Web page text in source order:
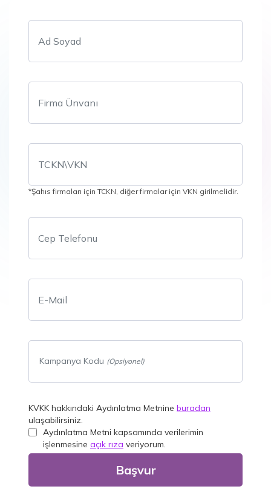
*Şahıs firmaları için TCKN, diğer firmalar için VKN girilmelidir.
Kampanya Kodu (Opsiyonel)
KVKK hakkındaki Aydınlatma Metnine buradan
ulaşabilirsiniz.
Aydınlatma Metni kapsamında verilerimin
işlenmesine açık rıza veriyorum.
Başvur